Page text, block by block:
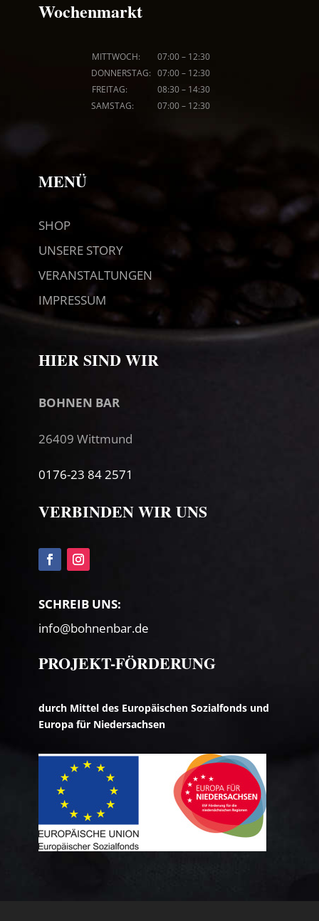
Wochenmarkt
MITTWOCH: 07:00–12:30
DONNERSTAG: 07:00– 12:30
FREITAG: 08:30–14:30
SAMSTAG: 07:00– 12:30
MENÜ
SHOP
UNSERE STORY
VERANSTALTUNGEN
IMPRESSUM
HIER SIND WIR
BOHNEN BAR
26409 Wittmund
0176-23 84 2571
VERBINDEN WIR UNS
SCHREIB UNS:
info@bohnenbar.de
PROJEKT-FÖRDERUNG
durch Mittel des Europäischen Sozialfonds und
Europa für Niedersachsen